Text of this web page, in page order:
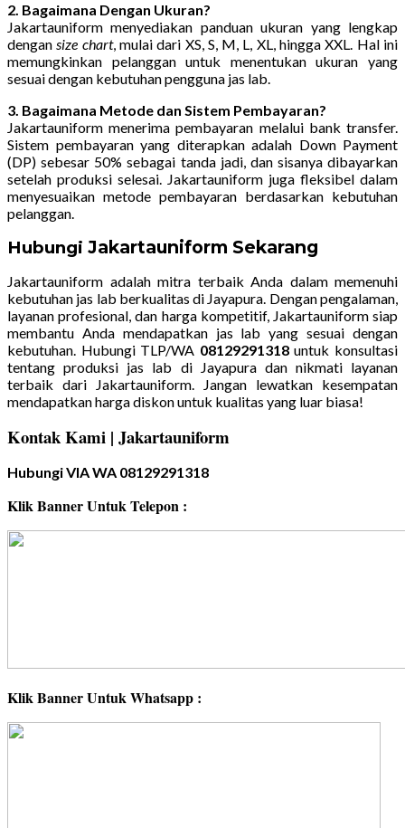
2. Bagaimana Dengan Ukuran?
Jakartauniform menyediakan panduan ukuran yang lengkap
dengansize chart, mulai dari XS, S, M, L, XL, hingga XXL. Hal ini
memungkinkan pelanggan untuk menentukan ukuran yang
sesuai dengan kebutuhan pengguna jas lab.
3. Bagaimana Metode dan Sistem Pembayaran?
Jakartauniform menerima pembayaran melalui bank transfer.
Sistem pembayaran yang diterapkan adalah Down Payment
(DP) sebesar 50% sebagai tanda jadi, dan sisanya dibayarkan
setelah produksi selesai. Jakartauniform juga fleksibel dalam
menyesuaikan metode pembayaran berdasarkan kebutuhan
pelanggan.
Hubungi Jakartauniform Sekarang
Jakartauniform adalah mitra terbaik Anda dalam memenuhi
kebutuhan jas lab berkualitas di Jayapura. Dengan pengalaman,
layanan profesional, dan harga kompetitif, Jakartauniform siap
membantu Anda mendapatkan jas lab yang sesuai dengan
kebutuhan. Hubungi TLP/WA 08129291318untuk konsultasi
tentang produksi jas lab di Jayapura dan nikmati layanan
terbaik dari Jakartauniform. Jangan lewatkan kesempatan
mendapatkan harga diskon untuk kualitas yang luar biasa!
Kontak Kami | Jakartauniform
Hubungi VIA WA 08129291318
Klik Banner Untuk Telepon :
Klik Banner Untuk Whatsapp :